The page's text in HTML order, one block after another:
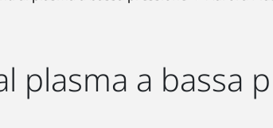
plasma a bassa